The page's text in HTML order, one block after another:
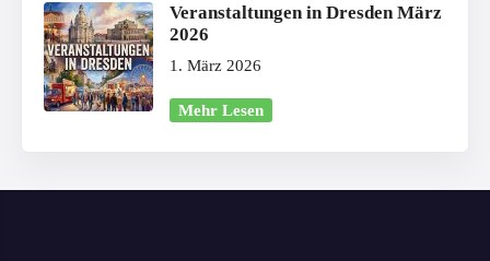
Veranstaltungen in Dresden März
2026
1. März 2026
Mehr Lesen